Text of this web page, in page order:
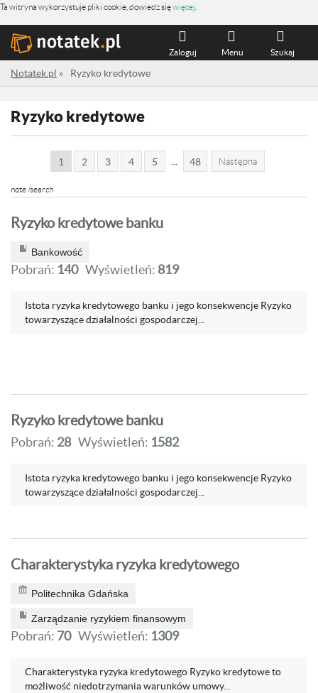
Ta witryna wykorzystuje pliki cookie, dowiedz sięwięcej
Szukaj
Menu
Zaloguj
Notatek.pl » Ryzyko kredytowe
Ryzyko kredytowe
1 2 3 4 5 48 Następna
note /search
Ryzyko kredytowe banku
Bankowość
Pobrań: 140 Wyświetleń: 819
Istota ryzyka kredytowego banku i jego konsekwencje Ryzyko
towarzyszące działalności gospodarczej...
Ryzyko kredytowe banku
Pobrań: 28 Wyświetleń: 1582
Istota ryzyka kredytowego banku i jego konsekwencje Ryzyko
towarzyszące działalności gospodarczej...
Charakterystyka ryzyka kredytowego
Politechnika Gdańska
Zarządzanie ryzykiem finansowym
Pobrań: 70 Wyświetleń: 1309
Charakterystyka ryzyka kredytowego Ryzyko kredytowe to
możliwość niedotrzymania warunków umowy...